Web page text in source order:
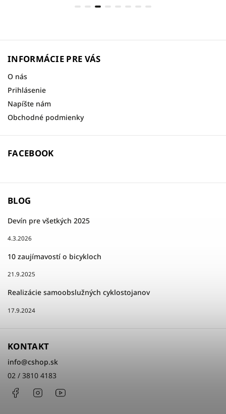
INFORMÁCIE PRE VÁS
O nás
Prihlásenie
Napíšte nám
Obchodné podmienky
FACEBOOK
BLOG
Devín pre všetkých 2025
4.3.2026
10 zaujímavostí o bicykloch
21.9.2025
Realizácie samoobslužných cyklostojanov
17.9.2024
KONTAKT
info@cshop.sk
02 / 3810 4183
FacebookInstagram